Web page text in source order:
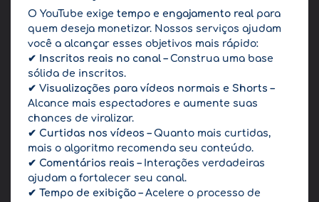
O YouTube exige tempo e engajamento real para
quem deseja monetizar. Nossos serviços ajudam
você a alcançar esses objetivos mais rápido:
✔ Inscritos reais no canal – Construa uma base
sólida de inscritos.
✔ Visualizações para vídeos normais e Shorts –
Alcance mais espectadores e aumente suas
chances de viralizar.
✔ Curtidas nos vídeos – Quanto mais curtidas,
mais o algoritmo recomenda seu conteúdo.
✔ Comentários reais – Interações verdadeiras
ajudam a fortalecer seu canal.
✔ Tempo de exibição – Acelere o processo de